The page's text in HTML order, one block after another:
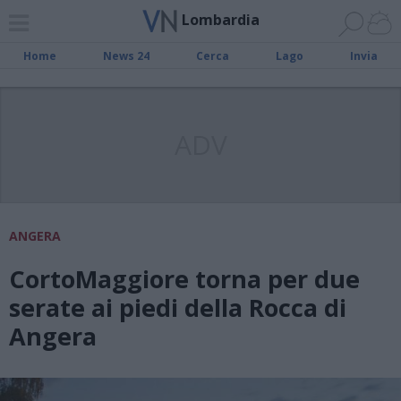
Lombardia
Home News 24 Cerca Lago Invia
ANGERA
CortoMaggiore torna per due
serate ai piedi della Rocca di
Angera